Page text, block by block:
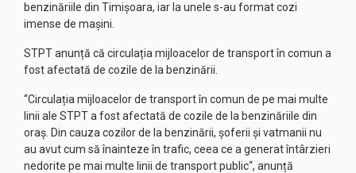
benzinăriile din Timișoara, iar la unele s-au format cozi
imense de mașini.
STPT anunță că circulația mijloacelor de transport în comun a
fost afectată de cozile de la benzinării.
“Circulația mijloacelor de transport în comun de pe mai multe
linii ale STPT a fost afectată de cozile de la benzinăriile din
oraș. Din cauza cozilor de la benzinării, șoferii și vatmanii nu
au avut cum să înainteze în trafic, ceea ce a generat întârzieri
nedorite pe mai multe linii de transport public“, anunță